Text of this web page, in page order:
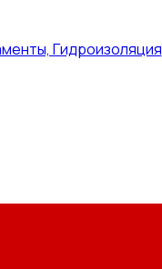
Гидроизоляция